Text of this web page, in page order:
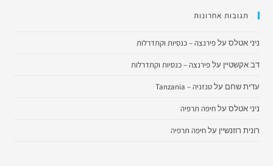
תגובות אחרונות
ניני אטלס עלפירנצה – כנסיות וקתדרלות
דב אקשטיין עלפירנצה – כנסיות וקתדרלות
עדית שחם עלטנזניה – Tanzania
ניני אטלס עלחיפה תרפיה
רונית רוזנשיין עלחיפה תרפיה